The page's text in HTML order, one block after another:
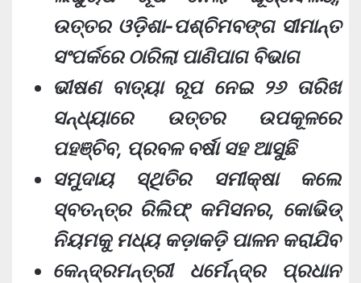
ଉତ୍ତର ଓଡ଼ିଶା-ପଶ୍ଚିମବଙ୍ଗ ସୀମାନ୍ତ
ସଂପର୍କରେ ଠାରିଲା ପାଣିପାଗ ବିଭାଗ
ଭୀଷଣ ବାତ୍ୟା ରୂପ ନେଇ ୨୬ ତାରିଖ
ସନ୍ଧ୍ୟାରେ ଉତ୍ତର ଉପକୂଳରେ
ପହଞ୍ଚିବ, ପ୍ରବଳ ବର୍ଷା ସହ ଆସୁଛି
ସମୁଦାୟ ସ୍ଥିତିର ସମୀକ୍ଷା କଲେ
ସ୍ବତନ୍ତ୍ର ରିଲିଫ୍ କମିସନର, କୋଭିଡ୍
ନିୟମକୁ ମଧ୍ୟ କଡ଼ାକଡ଼ି ପାଳନ କରାଯିବ
କେନ୍ଦ୍ରମନ୍ତ୍ରୀ ଧର୍ମେନ୍ଦ୍ର ପ୍ରଧାନ